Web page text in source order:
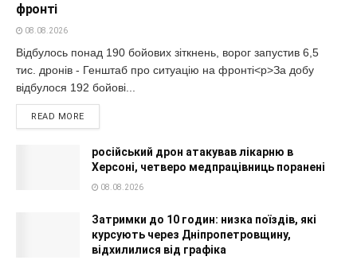
фронті
08.08.2026
Відбулось понад 190 бойових зіткнень, ворог запустив 6,5
тис. дронів - Генштаб про ситуацію на фронті<p>За добу
відбулося 192 бойові...
READ MORE
російський дрон атакував лікарню в
Херсоні, четверо медпрацівниць поранені
08.08.2026
Затримки до 10 годин: низка поїздів, які
курсують через Дніпропетровщину,
відхилилися від графіка